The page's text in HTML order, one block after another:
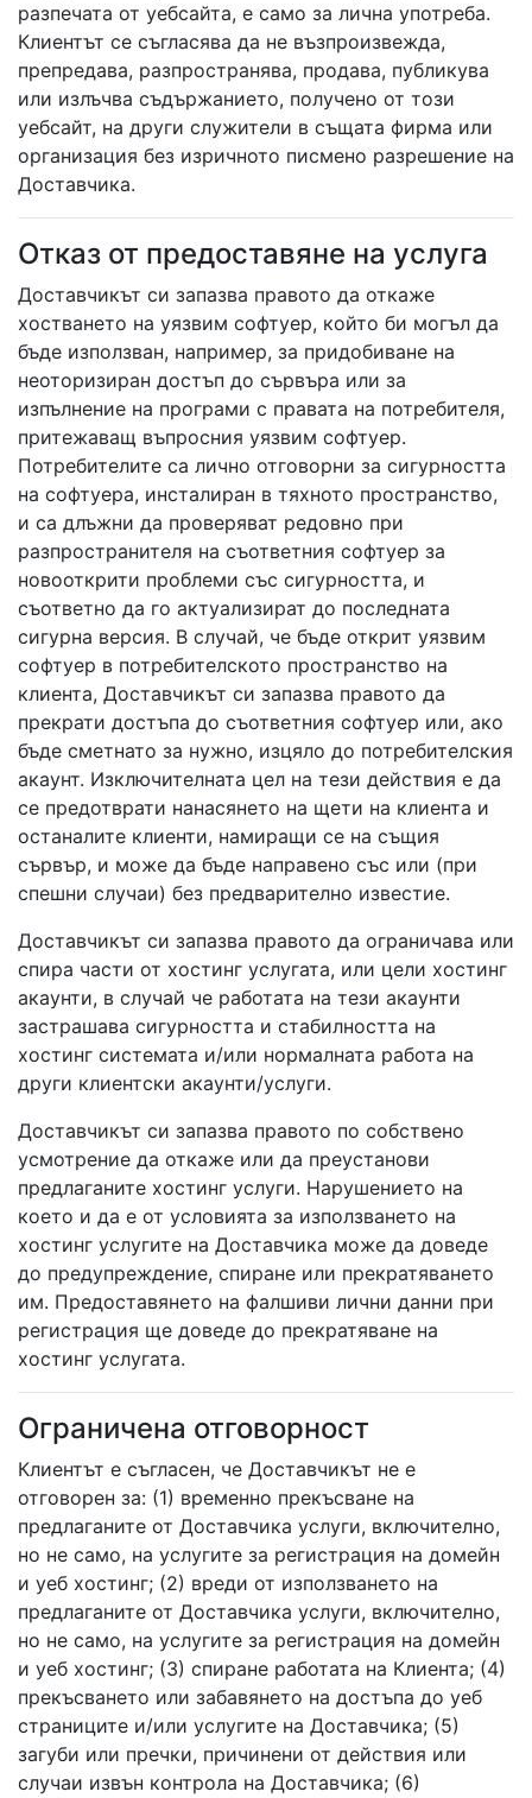
разпечата от уебсайта, е само за лична употреба.
Клиентът се съгласява да не възпроизвежда,
препредава, разпространява, продава, публикува
или излъчва съдържанието, получено от този
уебсайт, на други служители в същата фирма или
организация без изричното писмено разрешение на
Доставчика.
Отказ от предоставяне на услуга
Доставчикът си запазва правото да откаже
хостването на уязвим софтуер, който би могъл да
бъде използван, например, за придобиване на
неоторизиран достъп до сървъра или за
изпълнение на програми с правата на потребителя,
притежаващ въпросния уязвим софтуер.
Потребителите са лично отговорни за сигурността
на софтуера, инсталиран в тяхното пространство,
и са длъжни да проверяват редовно при
разпространителя на съответния софтуер за
новооткрити проблеми със сигурността, и
съответно да го актуализират до последната
сигурна версия. В случай, че бъде открит уязвим
софтуер в потребителското пространство на
клиента, Доставчикът си запазва правото да
прекрати достъпа до съответния софтуер или, ако
бъде сметнато за нужно, изцяло до потребителския
акаунт. Изключителната цел на тези действия е да
се предотврати нанасянето на щети на клиента и
останалите клиенти, намиращи се на същия
сървър, и може да бъде направено със или (при
спешни случаи) без предварително известие.
Доставчикът си запазва правото да ограничава или
спира части от хостинг услугата, или цели хостинг
акаунти, в случай че работата на тези акаунти
застрашава сигурността и стабилността на
хостинг системата и/или нормалната работа на
други клиентски акаунти/услуги.
Доставчикът си запазва правото по собствено
усмотрение да откаже или да преустанови
предлаганите хостинг услуги. Нарушението на
което и да е от условията за използването на
хостинг услугите на Доставчика може да доведе
до предупреждение, спиране или прекратяването
им. Предоставянето на фалшиви лични данни при
регистрация ще доведе до прекратяване на
хостинг услугата.
Ограничена отговорност
Клиентът е съгласен, че Доставчикът не е
отговорен за: (1) временно прекъсване на
предлаганите от Доставчика услуги, включително,
но не само, на услугите за регистрация на домейн
и уеб хостинг; (2) вреди от използването на
предлаганите от Доставчика услуги, включително,
но не само, на услугите за регистрация на домейн
и уеб хостинг; (3) спиране работата на Клиента; (4)
прекъсването или забавянето на достъпа до уеб
страниците и/или услугите на Доставчика; (5)
загуби или пречки, причинени от действия или
случаи извън контрола на Доставчика; (6)